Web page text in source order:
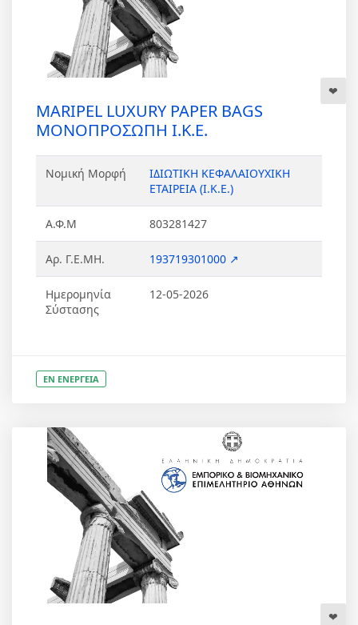
MARIPEL LUXURY PAPER BAGS
ΜΟΝΟΠΡΟΣΩΠΗ Ι.Κ.Ε.
Νομική Μορφή
ΙΔΙΩΤΙΚΗ ΚΕΦΑΛΑΙΟΥΧΙΚΗ
ΕΤΑΙΡΕΙΑ (Ι.Κ.Ε.)
Α.Φ.Μ 803281427
Αρ. Γ.Ε.ΜΗ. 193719301000 ↗
Ημερομηνία
Σύστασης
12-05-2026
ΕΝ ΕΝΕΡΓΕΙΑ